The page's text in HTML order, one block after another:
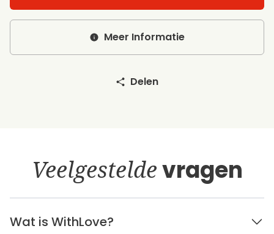
Meer Informatie
Delen
Veelgesteldevragen
Wat is WithLove?